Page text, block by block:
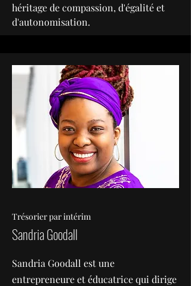
héritage de compassion, d'égalité et
d'autonomisation.
Trésorier par intérim
Sandria Goodall
Sandria Goodall est une
entrepreneure et éducatrice qui dirige